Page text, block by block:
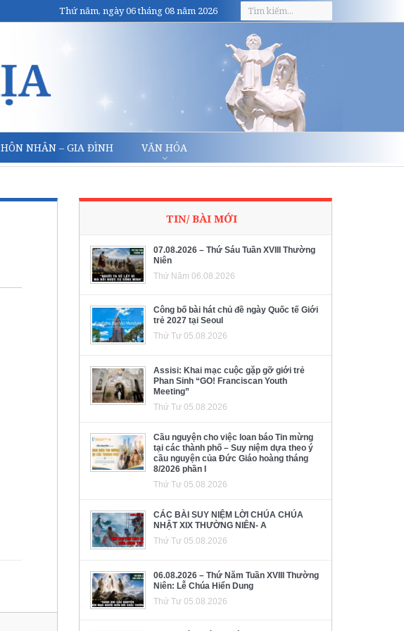
Thứ năm, ngày 06 tháng 08 năm 2026
HÔN NHÂN – GIA ĐÌNH VĂN HÓA
TIN/ BÀI MỚI
07.08.2026 – Thứ Sáu Tuần XVIII Thường
Niên
Thứ Năm 06.08.2026
Công bố bài hát chủ đề ngày Quốc tế Giới
trẻ 2027 tại Seoul
Thứ Tư 05.08.2026
Assisi: Khai mạc cuộc gặp gỡ giới trẻ
Phan Sinh “GO! Franciscan Youth
Meeting”
Thứ Tư 05.08.2026
Cầu nguyện cho việc loan báo Tin mừng
tại các thành phố – Suy niệm dựa theo ý
cầu nguyện của Đức Giáo hoàng tháng
8/2026 phần I
Thứ Tư 05.08.2026
CÁC BÀI SUY NIỆM LỜI CHÚA CHÚA
NHẬT XIX THƯỜNG NIÊN- A
Thứ Tư 05.08.2026
06.08.2026 – Thứ Năm Tuần XVIII Thường
Niên: Lễ Chúa Hiển Dung
Thứ Tư 05.08.2026